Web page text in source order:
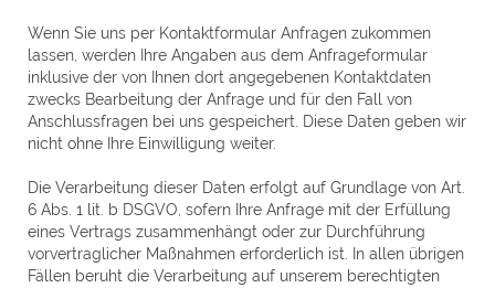
Wenn Sie uns per Kontaktformular Anfragen zukommen
lassen, werden Ihre Angaben aus dem Anfrageformular
inklusive der von Ihnen dort angegebenen Kontaktdaten
zwecks Bearbeitung der Anfrage und für den Fall von
Anschlussfragen bei uns gespeichert. Diese Daten geben wir
nicht ohne Ihre Einwilligung weiter.
Die Verarbeitung dieser Daten erfolgt auf Grundlage von Art.
6 Abs. 1 lit. b DSGVO, sofern Ihre Anfrage mit der Erfüllung
eines Vertrags zusammenhängt oder zur Durchführung
vorvertraglicher Maßnahmen erforderlich ist. In allen übrigen
Fällen beruht die Verarbeitung auf unserem berechtigten